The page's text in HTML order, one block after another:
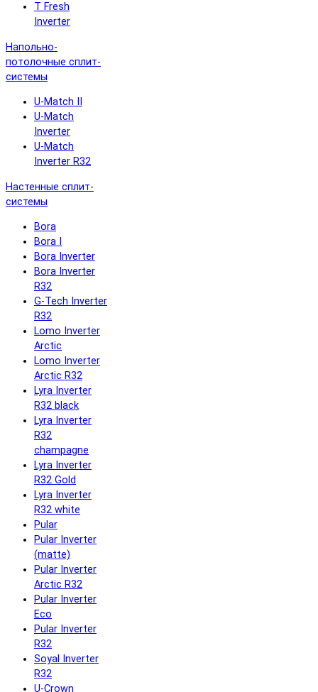
T Fresh
Inverter
Напольно-
потолочные сплит-
системы
U-Match II
U-Match
Inverter
U-Match
Inverter R32
Настенные сплит-
системы
Bora
Bora I
Bora Inverter
Bora Inverter
R32
G-Tech Inverter
R32
Lomo Inverter
Arctic
Lomo Inverter
Arctic R32
Lyra Inverter
R32 black
Lyra Inverter
R32
champagne
Lyra Inverter
R32 Gold
Lyra Inverter
R32 white
Pular
Pular Inverter
(matte)
Pular Inverter
Arctic R32
Pular Inverter
Eco
Pular Inverter
R32
Soyal Inverter
R32
U-Crown